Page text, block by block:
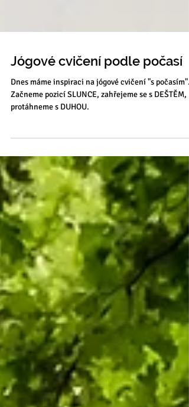
Jógové cvičení podle počasí
Dnes máme inspiraci na jógové cvičení "s počasím".
protáhneme s DUHOU.